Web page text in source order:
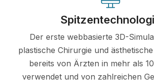
Der erste webbasierte 3D-
plastische Chirurgie und
bereits von Ärzten in mehr als
verwendet und von zahlreichen